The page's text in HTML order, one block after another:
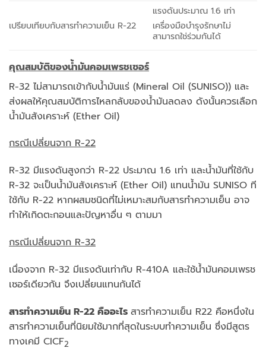
เปรียบเทียบกับสารทำความเย็น R-22
แรงดันประมาณ 1.6 เท่า
เครื่องมือบำรุงรักษาไม่
สามารถใช่ร่วมกันได้
คุณสมบัติของน้ำมันคอมเพรชเซอร์
R-32 ไม่สามารถเข้ากับน้ำมันแร่ (Mineral Oil (SUNISO)) และ
ส่งผลให้คุณสมบัติการไหลกลับของน้ำมันลดลง ดังนั้นควรเลือก
น้ำมันสังเคราะห์ (Ether Oil)
กรณีเปลี่ยนจากR-22
R-32 มีแรงดันสูงกว่า R-22 ประมาณ 1.6 เท่า และน้ำมันที่ใช้กับ
R-32 จะเป็นน้ำมันสังเคราะห์ (Ether Oil) แทนน้ำมัน SUNISO ที
ใช้กับ R-22 หากผสมชนิดที่ไม่เหมาะสมกับสารทำความเย็น อาจ
ทำให้เกิดตะกอนและปัญหาอื่น ๆ ตามมา
กรณีเปลี่ยนจากR-32
เนื่องจาก R-32 มีแรงดันเท่ากับ R-410A และใช้น้ำมันคอมเพรช
เซอร์เดียวกัน จึงเปลี่ยนแทนกันได้
สารทำความเย็น R-22 คืออะไร สารทำความเย็น R22 คือหนึ่งใน
สารทำความเย็นที่นิยมใช้มากที่สุดในระบบทำความเย็น ซึ่งมีสูตร
ทางเคมี CICF2